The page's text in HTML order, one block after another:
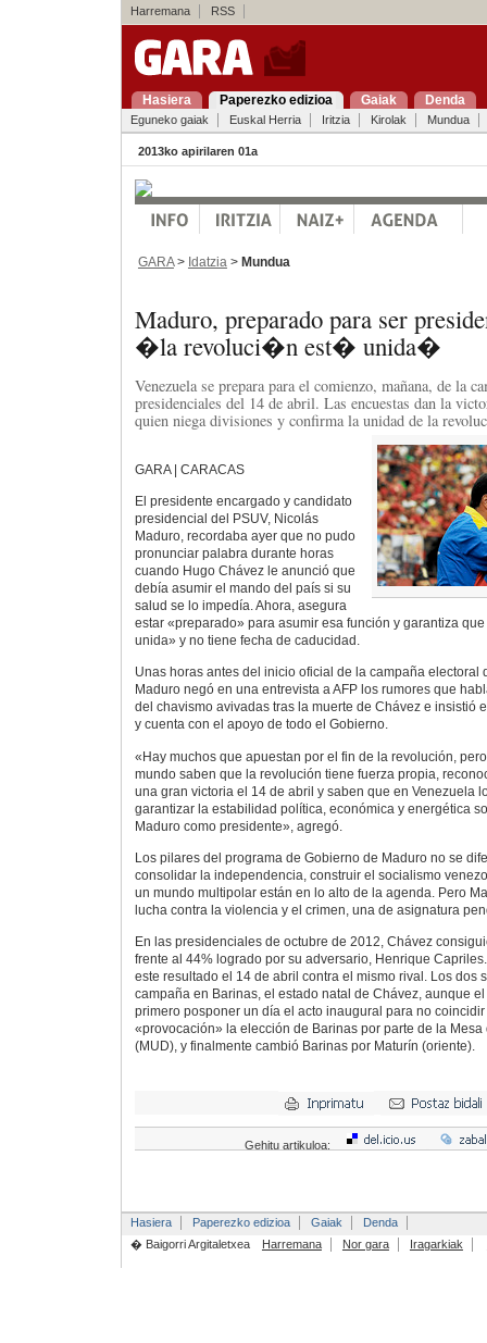
Harremana RSS
Hasiera Paperezko edizioa Gaiak Denda
Eguneko gaiak Euskal Herria Iritzia Kirolak Mundua
2013ko apirilaren 01a
GARA> Idatzia > Mundua
Maduro, preparado para ser
�la revoluci�n est� unida�
Venezuela se prepara para el comienzo, mañana, de la
presidenciales del 14 de abril. Las encuestas dan la
quien niega divisiones y confirma la unidad de la
GARA | CARACAS
El presidente encargado y candidato
presidencial del PSUV, Nicolás
Maduro, recordaba ayer que no pudo
pronunciar palabra durante horas
cuando Hugo Chávez le anunció que
debía asumir el mando del país si su
salud se lo impedía. Ahora, asegura
estar «preparado» para asumir esa función y garantiza
unida» y no tiene fecha de caducidad.
Unas horas antes del inicio oficial de la campaña electoral
Maduro negó en una entrevista a AFP los rumores que
del chavismo avivadas tras la muerte de Chávez e insistió
y cuenta con el apoyo de todo el Gobierno.
«Hay muchos que apuestan por el fin de la revolución,
mundo saben que la revolución tiene fuerza propia,
una gran victoria el 14 de abril y saben que en Venezuela
garantizar la estabilidad política, económica y energética
Maduro como presidente», agregó.
Los pilares del programa de Gobierno de Maduro no se
consolidar la independencia, construir el socialismo
un mundo multipolar están en lo alto de la agenda. Pero
lucha contra la violencia y el crimen, una de asignatura
En las presidenciales de octubre de 2012, Chávez
frente al 44% logrado por su adversario, Henrique
este resultado el 14 de abril contra el mismo rival. Los dos
campaña en Barinas, el estado natal de Chávez, aunque
primero posponer un día el acto inaugural para no
«provocación» la elección de Barinas por parte de la
(MUD), y finalmente cambió Barinas por Maturín (oriente).
Gehitu artikuloa:
Hasiera Paperezko edizioa Gaiak
Denda
� Baigorri Argitaletxea
Harremana Nor gara Iragarkiak